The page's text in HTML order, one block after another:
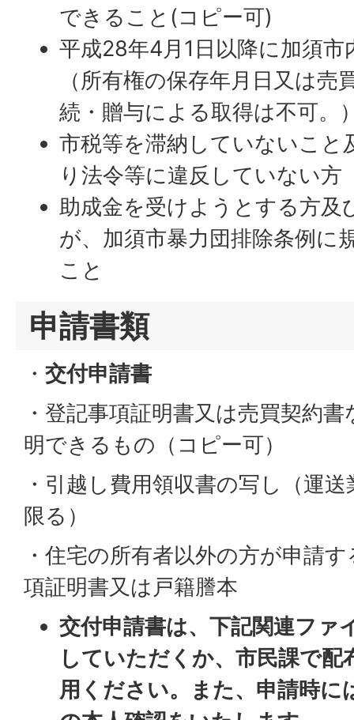
できること(コピー可)
平成28年4月1日以降に加須
（所有権の保存年月日又は
続・贈与による取得は不可。
市税等を滞納していないこと
り法令等に違反していない方
助成金を受けようとする方及
が、加須市暴力団排除条例に
こと
申請書類
・ 交付申請書
・登記事項証明書又は売買契約
明できるもの（コピー可）
・引越し費用領収書の写し（運
限る）
・住宅の所有者以外の方が申請
項証明書又は戸籍謄本
交付申請書は、下記関連ファ
していただくか、市民課で
用ください。また、申請時に